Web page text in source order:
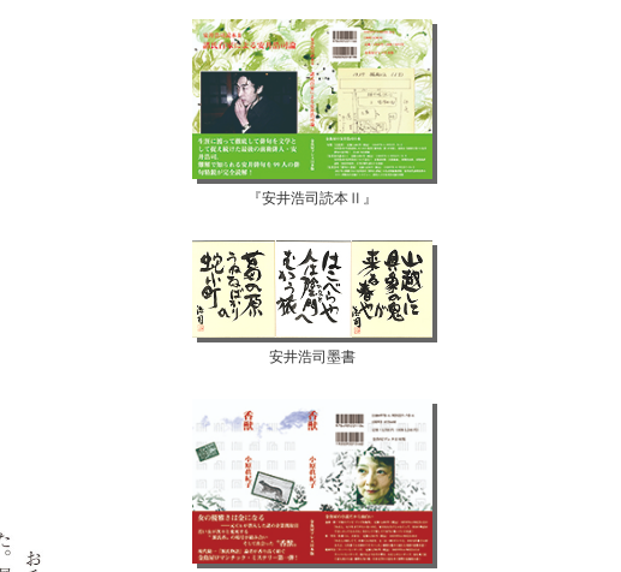
『安井浩司読本Ⅱ』
安井浩司墨書